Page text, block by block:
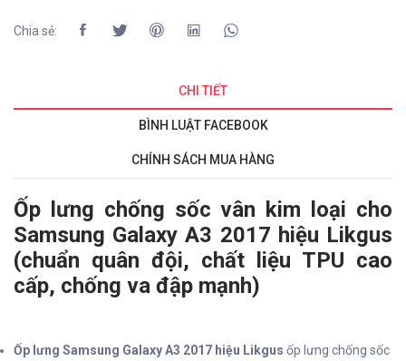
Chia sẻ:
CHI TIẾT
BÌNH LUẬT FACEBOOK
CHÍNH SÁCH MUA HÀNG
Ốp lưng chống sốcvân kim loại cho
Samsung Galaxy A3 2017 hiệu Likgus
(chuẩn quân đội, chất liệu TPU cao
cấp, chống va đập mạnh)
Ốp lưng Samsung Galaxy A3 2017 hiệu Likgus ốp lưng chống sốc